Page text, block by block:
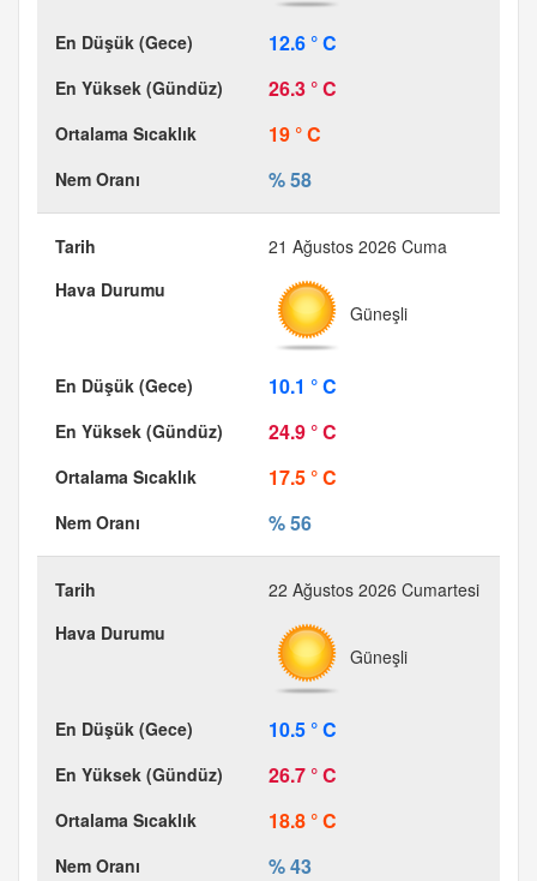
12.6 ° C
26.3 ° C
19 ° C
% 58
21 Ağustos 2026 Cuma
Güneşli
10.1 ° C
24.9 ° C
17.5 ° C
% 56
22 Ağustos 2026 Cumartesi
Güneşli
10.5 ° C
26.7 ° C
18.8 ° C
% 43